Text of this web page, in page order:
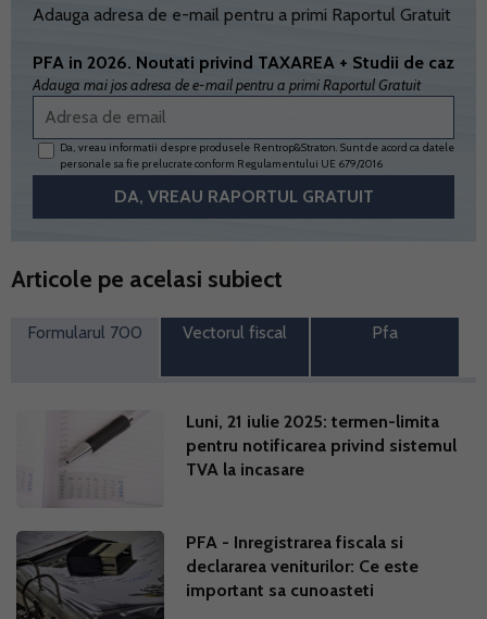
Adauga adresa de e-mail pentru a primi Raportul Gratuit
PFA in 2026. Noutati privind TAXAREA + Studii de caz
Adauga mai jos adresa de e-mail pentru a primi Raportul Gratuit
Da, vreau informatii despre produsele Rentrop&Straton. Sunt de acord ca datele
personale sa fie prelucrate conform Regulamentului UE 679/2016
Articole pe acelasi subiect
Formularul 700 Vectorul fiscal Pfa
Luni, 21 iulie 2025: termen-limita
pentru notificarea privind sistemul
TVA la incasare
PFA - Inregistrarea fiscala si
declararea veniturilor: Ce este
important sa cunoasteti